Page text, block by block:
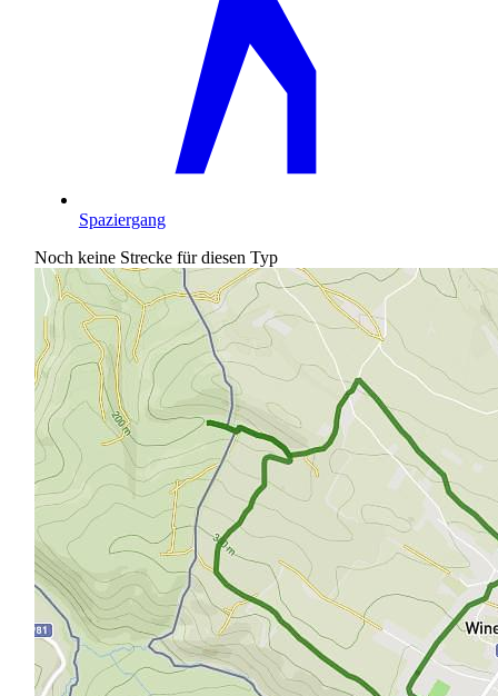
Spaziergang
Noch keine Strecke für diesen Typ